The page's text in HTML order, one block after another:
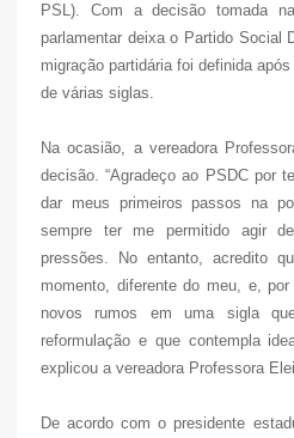
PSL). Com a decisão tomada
parlamentar deixa o Partido Social
migração partidária foi definida
de várias siglas.
Na ocasião, a vereadora
decisão. “Agradeço ao PSDC por
dar meus primeiros passos na
sempre ter me permitido agir
pressões. No entanto, acredito
momento, diferente do meu, e,
novos rumos em uma sigla
reformulação e que contempla
explicou a vereadora Professora
De acordo com o presidente